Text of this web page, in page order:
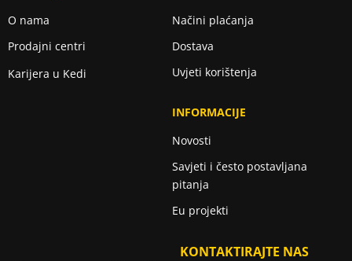
O nama
Prodajni centri
Karijera u Kedi
Načini plaćanja
Dostava
Uvjeti korištenja
INFORMACIJE
Novosti
Savjeti i često postavljana
pitanja
Eu projekti
KONTAKTIRAJTE NAS